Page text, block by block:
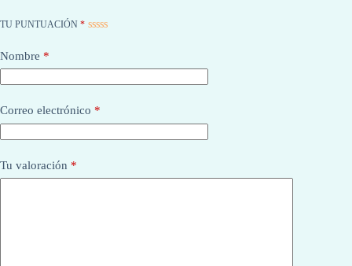
TU PUNTUACIÓN *
Nombre *
Correo electrónico *
Tu valoración *